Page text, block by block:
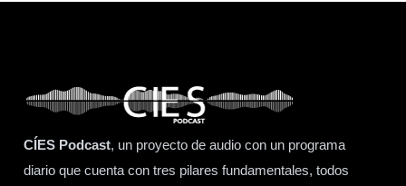
CÍES Podcast, un proyecto de audio con un programa
diario que cuenta con tres pilares fundamentales, todos